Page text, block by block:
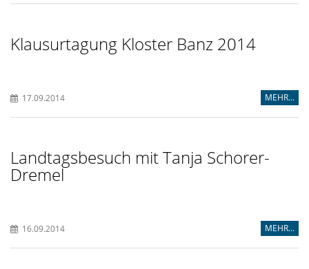
Klausurtagung Kloster Banz 2014
17.09.2014 MEHR...
Landtagsbesuch mit Tanja Schorer-
Dremel
16.09.2014 MEHR...